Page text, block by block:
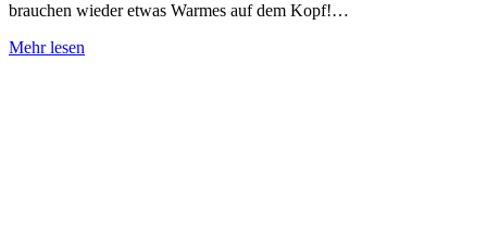
brauchen wieder etwas Warmes auf dem Kopf!…
Mehr lesen